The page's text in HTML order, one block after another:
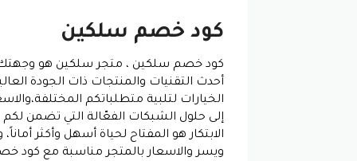
كود خصم سلكين
كود خصم سلكين ، متجر سلكين هو وجهتك
أحدث التقنيات والمنتجات ذات الجودة
الخيارات لتلبية متطلباتكم
إلى حلول الشبكات الفعّالة التي تضمن
الابتكار هو المفتاح لحياة أسهل وأكثر
ويسر والاسعار بالمتجر مناسبة مع كود